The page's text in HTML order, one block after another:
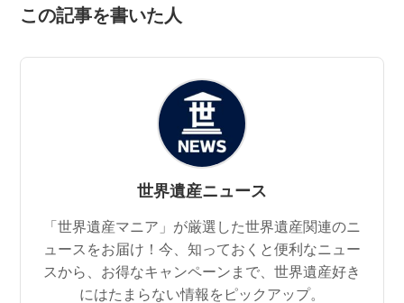
この記事を書いた人
世界遺産ニュース
「世界遺産マニア」が厳選した世界遺産関連のニ
ュースをお届け！今、知っておくと便利なニュー
スから、お得なキャンペーンまで、世界遺産好き
にはたまらない情報をピックアップ。